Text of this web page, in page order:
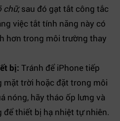
chữ, sau đó gạt tắt công tắc
việc tắt tính năng này có
hơn trong môi trường thay
bị: Tránh để iPhone tiếp
mặt trời hoặc đặt trong môi
nóng, hãy tháo ốp lưng và
thiết bị hạ nhiệt tự nhiên.